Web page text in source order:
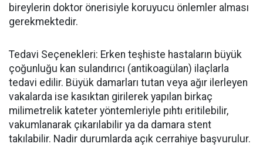
bireylerin doktor önerisiyle koruyucu önlemler alması
gerekmektedir.
Tedavi Seçenekleri: Erken teşhiste hastaların büyük
çoğunluğu kan sulandırıcı (antikoagülan) ilaçlarla
tedavi edilir. Büyük damarları tutan veya ağır ilerleyen
vakalarda ise kasıktan girilerek yapılan birkaç
milimetrelik kateter yöntemleriyle pıhtı eritilebilir,
vakumlanarak çıkarılabilir ya da damara stent
takılabilir. Nadir durumlarda açık cerrahiye başvurulur.